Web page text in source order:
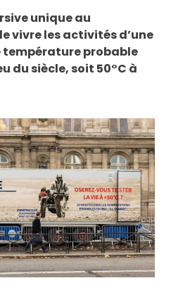
unique au
vivre les activités d’une
température probable
du siècle, soit 50°C à